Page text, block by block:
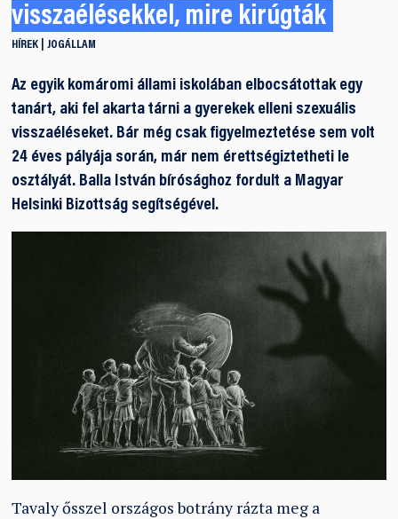
visszaélésekkel, mire kirúgták
HÍREK JOGÁLLAM
Az egyik komáromi állami iskolában elbocsátottak egy
tanárt, aki fel akarta tárni a gyerekek elleni szexuális
visszaéléseket. Bár még csak figyelmeztetése sem volt
24 éves pályája során, már nem érettségiztetheti le
osztályát. Balla István bírósághoz fordult a Magyar
Helsinki Bizottság segítségével.
Tavaly ősszel országos botrány rázta meg a